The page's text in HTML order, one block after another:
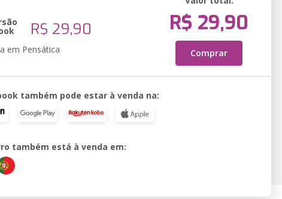
R$ 29,90
em Pensática
R$ 29,90
Comprar
também pode estar à venda na:
também está à venda em: